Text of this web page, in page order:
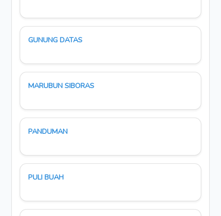
GUNUNG DATAS
MARUBUN SIBORAS
PANDUMAN
PULI BUAH